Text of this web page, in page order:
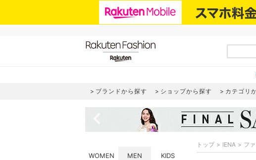
ブランドから探す ショップから探す カテゴリ
WOMEN MEN KIDS
トップ IENA フ